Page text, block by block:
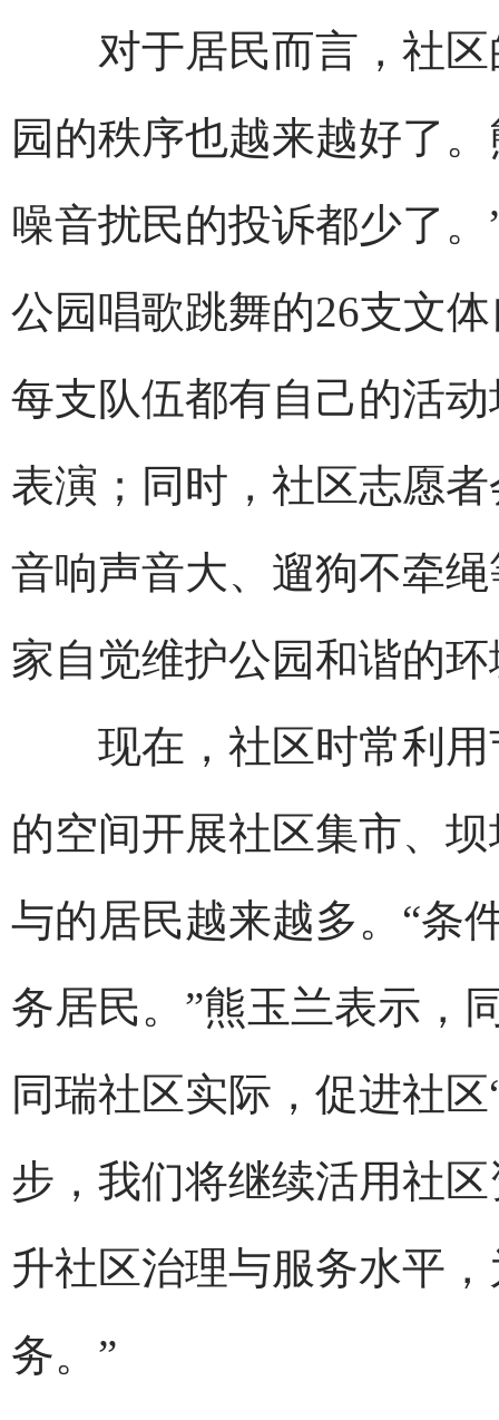
对于居民而言，社区
园的秩序也越来越好了
噪音扰民的投诉都少了
公园唱歌跳舞的26支文
每支队伍都有自己的活
表演；同时，社区志愿
音响声音大、遛狗不牵
家自觉维护公园和谐的
现在，社区时常利用
的空间开展社区集市、
与的居民越来越多。“条
务居民。”熊玉兰表示，
同瑞社区实际，促进社
步，我们将继续活用社
升社区治理与服务水平
务。”